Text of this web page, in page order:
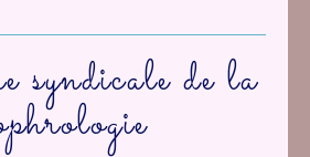
syndicale de la